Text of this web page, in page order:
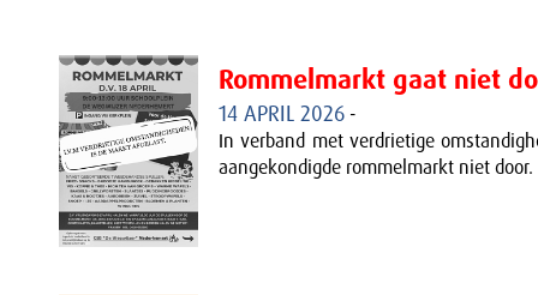
Rommelmarkt gaat niet
14 APRIL 2026-
In verband met verdrietige
aangekondigde rommelmarkt niet door.